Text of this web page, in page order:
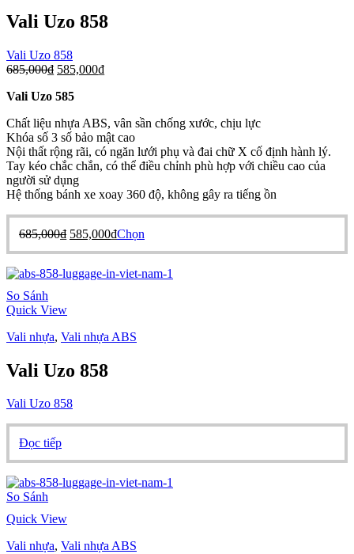
phẩm
Vali Uzo 858
Vali Uzo 858
685,000₫ Giá
là:
585,000₫Giá
585,000₫.
Vali Uzo 585
Chất liệu nhựa ABS, vân sần chống xước, chịu lực
Khóa số 3 số bảo mật cao
Nội thất rộng rãi, có ngăn lưới phụ và đai chữ X cố định hành lý.
Tay kéo chắc chắn, có thể điều chỉnh phù hợp với chiều cao của
người sử dụng
Hệ thống bánh xe xoay 360 độ, không gây ra tiếng ồn
685,000₫ Giá
685,000₫.
585,000₫Giá
là:
Chọn
có
sản
phẩm
So Sánh
Quick View
Vali nhựa, Vali nhựa ABS
Vali Uzo 858
Vali Uzo 858
Đọc tiếp
So Sánh
Quick View
Vali nhựa, Vali nhựa ABS